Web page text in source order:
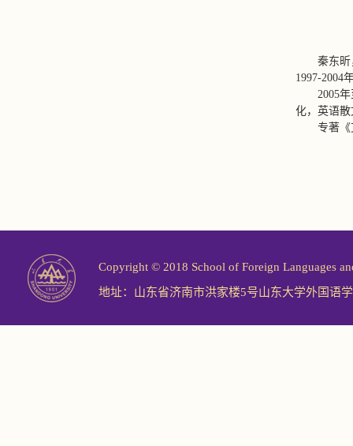
秦东昕
1997-2004
2005
化，英语
专著《
Copyright © 2018 School of Foreign Languages
地址：山东省济南市洪家楼5号山东大学外国语